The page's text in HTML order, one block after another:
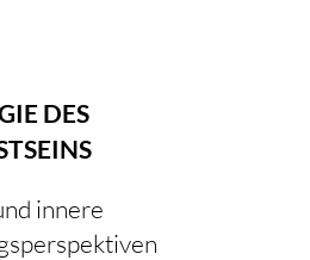
DES
innere